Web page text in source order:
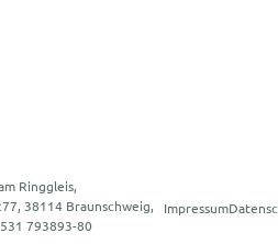
Ringgleis,
38114 Braunschweig,
793893-80
Impressum